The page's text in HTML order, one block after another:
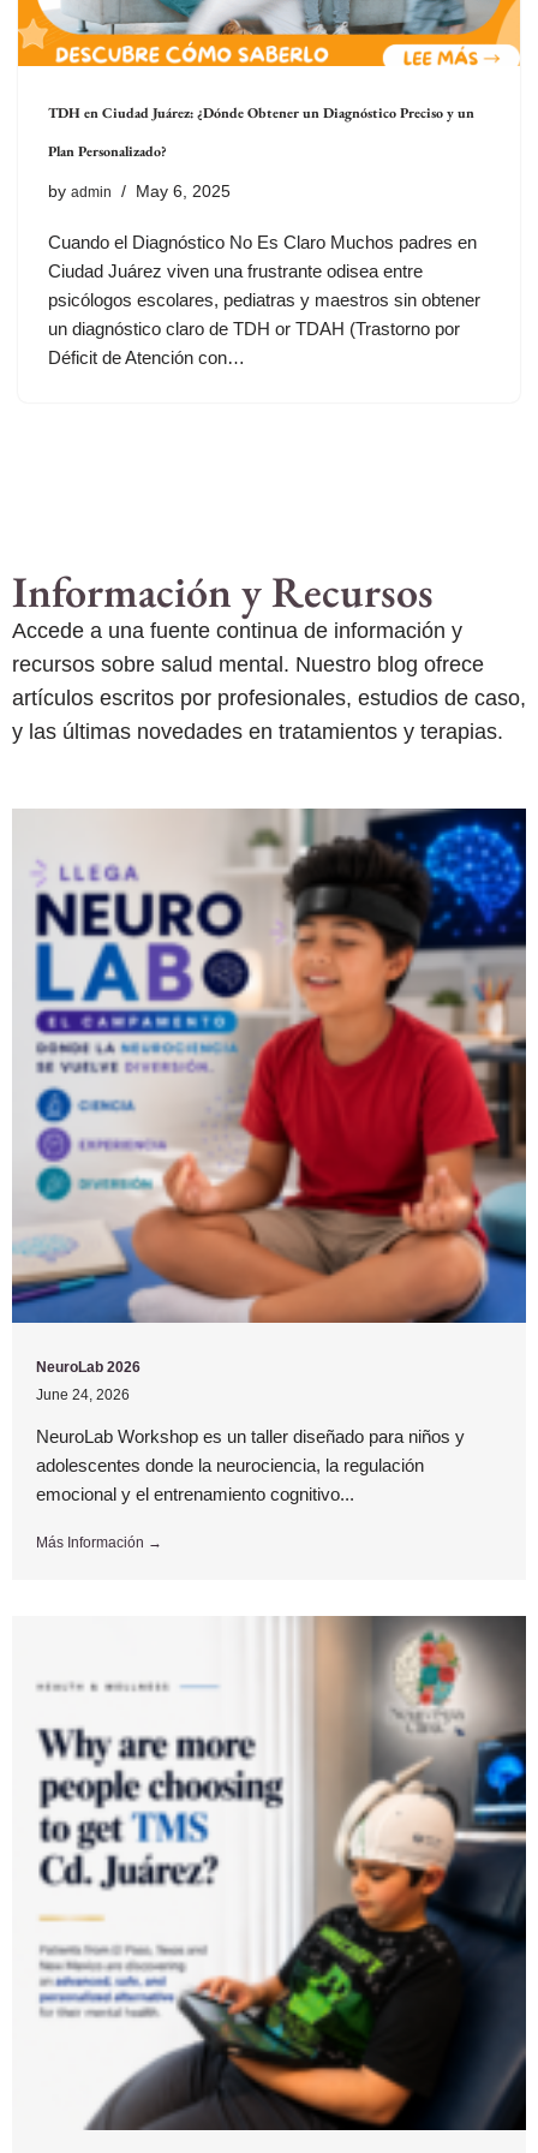
TDH en Ciudad Juárez: ¿Dónde Obtener un Diagnóstico Preciso y un
Plan Personalizado?
by admin May 6, 2025
Cuando el Diagnóstico No Es Claro Muchos padres en
Ciudad Juárez viven una frustrante odisea entre
psicólogos escolares, pediatras y maestros sin obtener
un diagnóstico claro de TDH or TDAH (Trastorno por
Déficit de Atención con…
Información y Recursos
Accede a una fuente continua de información y
recursos sobre salud mental. Nuestro blog ofrece
artículos escritos por profesionales, estudios de caso,
y las últimas novedades en tratamientos y terapias.
NeuroLab 2026
June 24, 2026
NeuroLab Workshop es un taller diseñado para niños y
adolescentes donde la neurociencia, la regulación
emocional y el entrenamiento cognitivo...
Más Información →